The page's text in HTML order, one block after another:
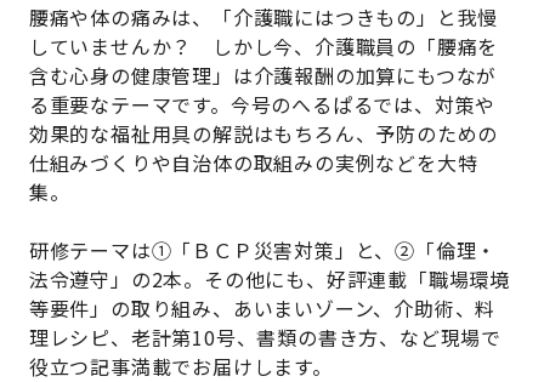
腰痛や体の痛みは、「介護職にはつきもの」と我慢
していませんか？ しかし今、介護職員の「腰痛を
含む心身の健康管理」は介護報酬の加算にもつなが
る重要なテーマです。今号のへるぱるでは、対策や
効果的な福祉用具の解説はもちろん、予防のための
仕組みづくりや自治体の取組みの実例などを大特
集。
研修テーマは①「ＢＣＰ災害対策」と、②「倫理・
法令遵守」の2本。その他にも、好評連載「職場環境
等要件」の取り組み、あいまいゾーン、介助術、料
理レシピ、老計第10号、書類の書き方、など現場で
役立つ記事満載でお届けします。